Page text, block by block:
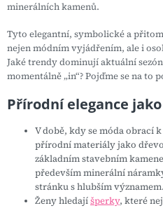
minerálních kamenů.
Tyto elegantní, symbolické a
nejen módním vyjádřením, ale i
Jaké trendy dominují aktuální
momentálně „in“? Pojďme se na to
Přírodní elegance
V době, kdy se móda obrací
přírodní materiály jako
základním stavebním
především minerální
stránku s hlubším významem.
Ženy hledajíšperky, které